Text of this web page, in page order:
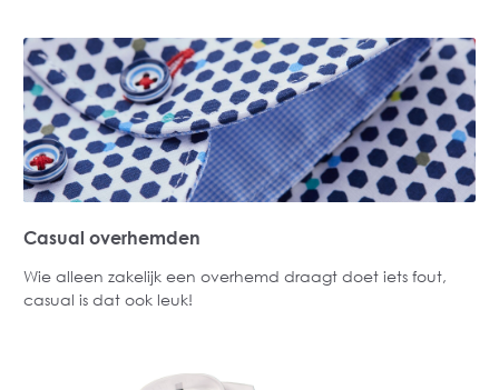
Casual overhemden
Wie alleen zakelijk een overhemd draagt doet iets fout,
casual is dat ook leuk!